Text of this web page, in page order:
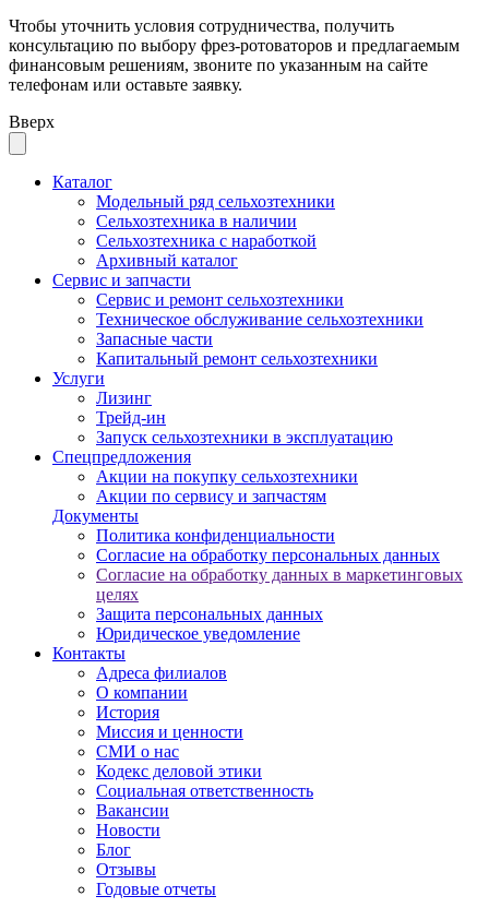
Чтобы уточнить условия сотрудничества, получить
консультацию по выбору фрез-ротоваторов и предлагаемым
финансовым решениям, звоните по указанным на сайте
телефонам или оставьте заявку.
Вверх
Каталог
Модельный ряд сельхозтехники
Сельхозтехника в наличии
Сельхозтехника с наработкой
Архивный каталог
Сервис и запчасти
Сервис и ремонт сельхозтехники
Техническое обслуживание сельхозтехники
Запасные части
Капитальный ремонт сельхозтехники
Услуги
Лизинг
Трейд-ин
Запуск сельхозтехники в эксплуатацию
Спецпредложения
Акции на покупку сельхозтехники
Акции по сервису и запчастям
Документы
Политика конфиденциальности
Согласие на обработку персональных данных
Согласие на обработку данных в маркетинговых
целях
Защита персональных данных
Юридическое уведомление
Контакты
Адреса филиалов
О компании
История
Миссия и ценности
СМИ о нас
Кодекс деловой этики
Социальная ответственность
Вакансии
Новости
Блог
Отзывы
Годовые отчеты